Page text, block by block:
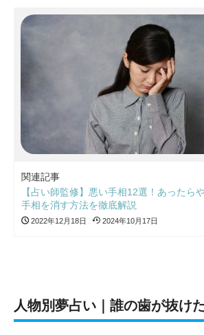
関連記事
【占い師監修】悪い手相12選！あったら
手相を消す方法を徹底解説
2022年12月18日 2024年10月17日
人物別夢占い｜誰の歯が抜け